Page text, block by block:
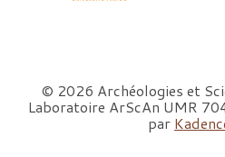
© 2026 Archéologies et
Laboratoire ArScAn UMR
par